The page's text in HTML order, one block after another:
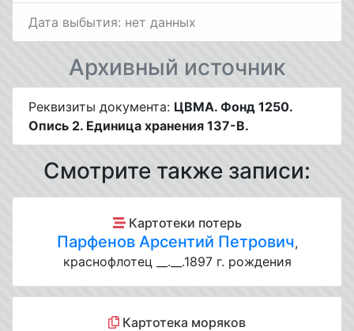
Дата выбытия: нет данных
Архивный источник
Реквизиты документа: ЦВМА. Фонд 1250.
Опись 2. Единица хранения 137-B.
Смотрите также записи:
Картотеки потерь
Парфенов Арсентий Петрович,
краснофлотец __.__.1897 г. рождения
Картотека моряков